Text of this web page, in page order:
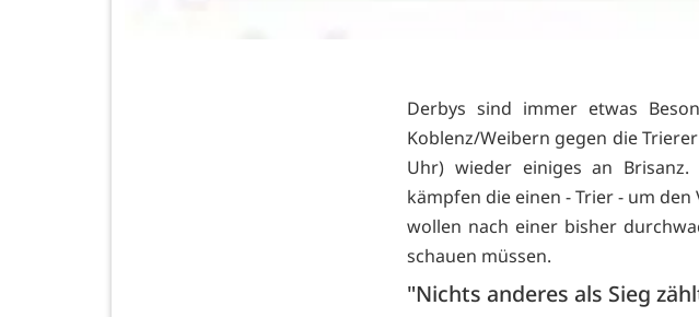
Derbys sind immer etwas
Koblenz/Weibern gegen die
Uhr) wieder einiges an
kämpfen die einen - Trier - um
wollen nach einer bisher
schauen müssen.
"Nichts anderes als Sieg